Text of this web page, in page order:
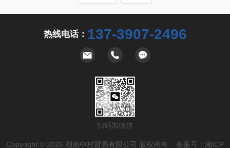
热线电话： 137-3907-2496
扫码加微信
Copyright © 2026 湖南中村贸易有限公司 版权所有 备案号： 湘ICP